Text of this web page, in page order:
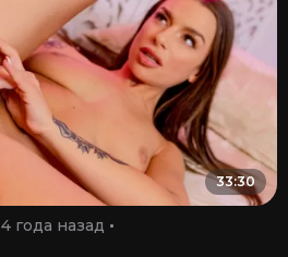
33:30
4 года назад